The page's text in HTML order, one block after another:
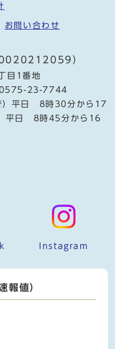
お問い合わせ
）
目1番地
23-7744
）平日 8時30分から17
平日 8時45分から16
Instagram
報値）